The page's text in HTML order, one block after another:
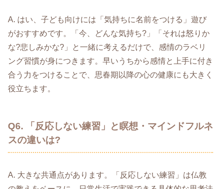
A. はい、子ども向けには「気持ちに名前をつける」遊び
がおすすめです。「今、どんな気持ち?」「それは怒りか
な?悲しみかな?」と一緒に考えるだけで、感情のラベリ
ング習慣が身につきます。早いうちから感情と上手に付き
合う力をつけることで、思春期以降の心の健康にも大きく
役立ちます。
Q6. 「反応しない練習」と瞑想・マインドフルネ
スの違いは?
A. 大きな共通点があります。「反応しない練習」は仏教